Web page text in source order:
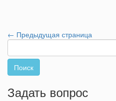
← Предыдущая страница
Задать вопрос